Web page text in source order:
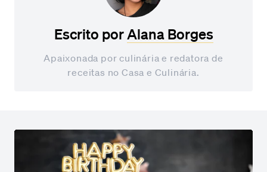
Escrito porAlana Borges
Apaixonada por culinária e redatora de
receitas no Casa e Culinária.